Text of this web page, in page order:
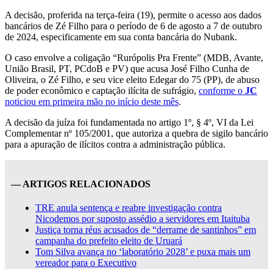
A decisão, proferida na terça-feira (19), permite o acesso aos dados
bancários de Zé Filho para o período de 6 de agosto a 7 de outubro
de 2024, especificamente em sua conta bancária do Nubank.
O caso envolve a coligação “Rurópolis Pra Frente” (MDB, Avante,
União Brasil, PT, PCdoB e PV) que acusa José Filho Cunha de
Oliveira, o Zé Filho, e seu vice eleito Edegar do 75 (PP), de abuso
de poder econômico e captação ilícita de sufrágio, conforme o JC
noticiou em primeira mão no início deste mês.
A decisão da juíza foi fundamentada no artigo 1º, § 4º, VI da Lei
Complementar nº 105/2001, que autoriza a quebra de sigilo bancário
para a apuração de ilícitos contra a administração pública.
— ARTIGOS RELACIONADOS
TRE anula sentença e reabre investigação contra
Nicodemos por suposto assédio a servidores em Itaituba
Justiça torna réus acusados de “derrame de santinhos” em
campanha do prefeito eleito de Uruará
Tom Silva avança no ‘laboratório 2028’ e puxa mais um
vereador para o Executivo